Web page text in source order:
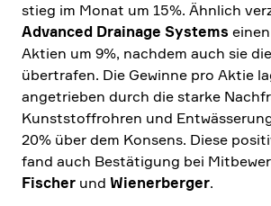
stieg im Monat um 15%. Ähnlich
Advanced Drainage Systems
Aktien um 9%, nachdem auch sie
übertrafen. Die Gewinne pro Aktie
angetrieben durch die starke
Kunst­stoff­rohren und
20% über dem Konsens. Diese
fand auch Bestä­ti­gung bei
Fischer und Wiener­berger.